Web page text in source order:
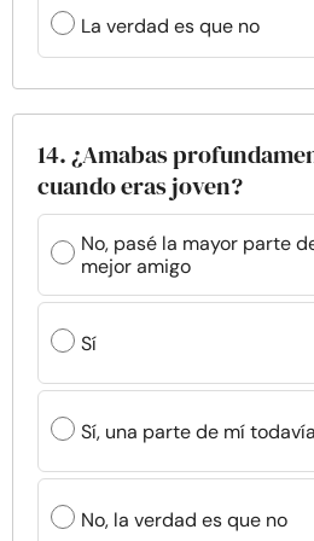
La verdad es que no
14. ¿Amabas
cuando eras joven?
No, pasé la mayor parte
mejor amigo
Sí
Sí, una parte de mí
No, la verdad es que no